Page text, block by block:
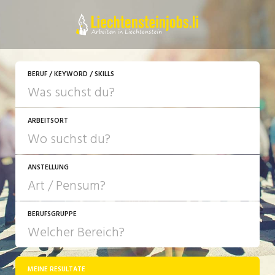
BERUF / KEYWORD / SKILLS
ARBEITSORT
ANSTELLUNG
JOB-TYP
Festanstellung
BERUFSGRUPPE
MEINE RESULTATE
JETZT BEWERBEN